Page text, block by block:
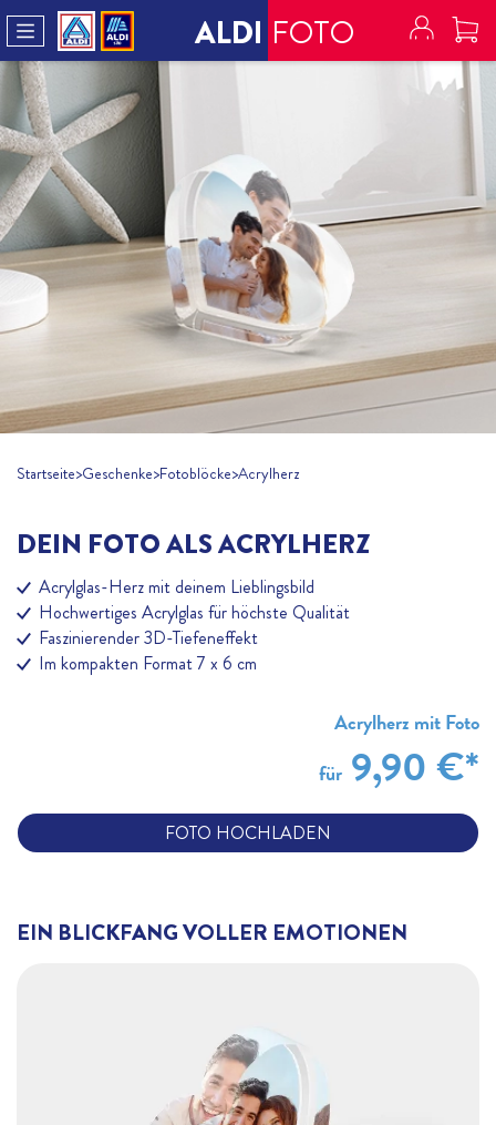
ALDI FOTO
Startseite>Geschenke>Fotoblöcke>Acrylherz
DEIN FOTO ALS ACRYLHERZ
Acrylglas-Herz mit deinem Lieblingsbild
Hochwertiges Acrylglas für höchste Qualität
Faszinierender 3D-Tiefeneffekt
Im kompakten Format 7 x 6 cm
Acrylherz mit Foto
für 9,90 €*
FOTO HOCHLADEN
EIN BLICKFANG VOLLER EMOTIONEN